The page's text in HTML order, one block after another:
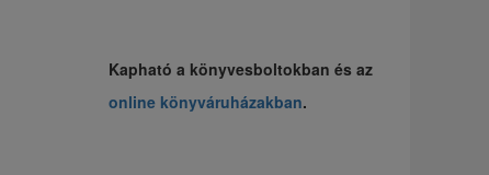
Kapható a könyvesboltokban és az
online könyváruházakban.